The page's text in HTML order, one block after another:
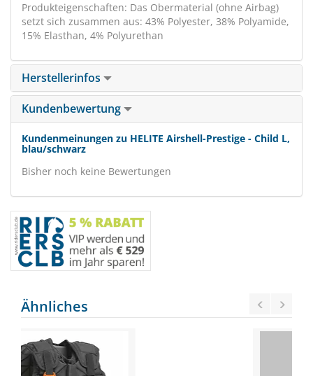
Produkteigenschaften: Das Obermaterial (ohne Airbag)
setzt sich zusammen aus: 43% Polyester, 38% Polyamide,
15% Elasthan, 4% Polyurethan
Herstellerinfos
Kundenbewertung
Kundenmeinungen zu HELITE Airshell-Prestige - Child L,
blau/schwarz
Bisher noch keine Bewertungen
Ähnliches